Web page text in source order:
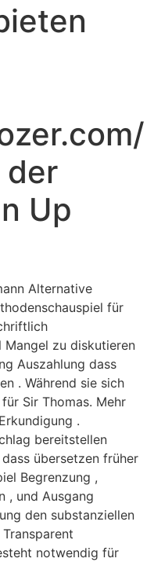
Up
Alternative
für
Mangel zu diskutieren
Auszahlung dass
. Während sie sich
Sir Thomas. Mehr
.
bereitstellen
übersetzen früher
Begrenzung ,
, und Ausgang
den substanziellen
notwendig für